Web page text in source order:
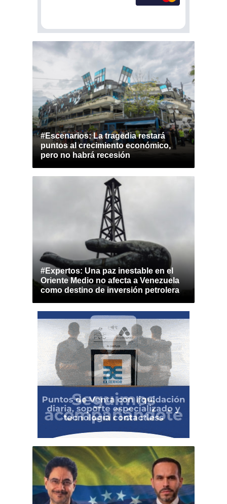
#Escenarios: La tragedia restará
puntos al crecimiento económico,
pero no habrá recesión
#Expertos: Una paz inestable en el
Oriente Medio no afecta a Venezuela
como destino de inversión petrolera